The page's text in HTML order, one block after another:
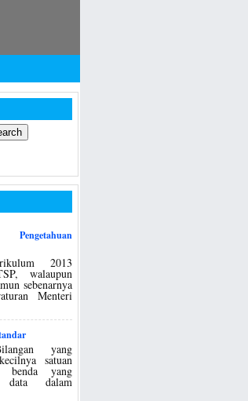
2013
walaupun
sebenarnya
Menteri
yang
satuan
benda yang
data dalam